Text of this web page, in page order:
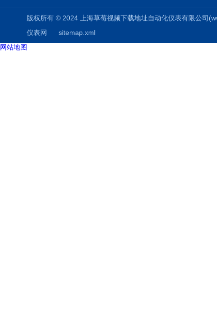
版权所有 © 2024 上海草莓视频下载地址自动化仪表有限公
仪表网
sitemap.xml
网站地图